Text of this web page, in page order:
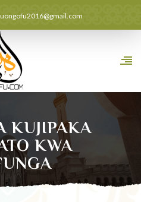
uongofu2016@gmail.com
KUJIPAKA
KWA